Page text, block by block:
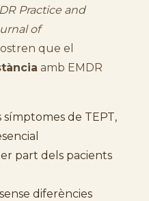
Practice and
of
que el
amb EMDR
de TEPT,
part dels pacients
diferències